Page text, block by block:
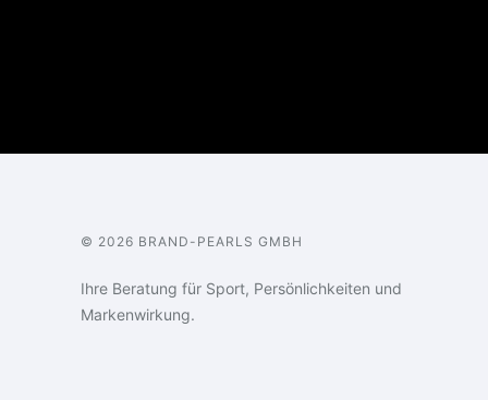
© 2026 BRAND-PEARLS GMBH
Ihre Beratung für Sport, Persönlichkeiten und
Markenwirkung.